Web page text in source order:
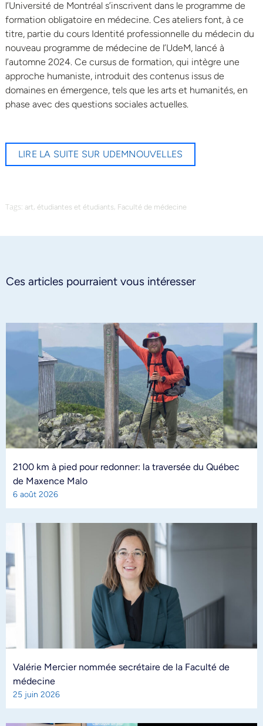
l’Université de Montréal s’inscrivent dans le programme de
formation obligatoire en médecine. Ces ateliers font, à ce
titre, partie du cours Identité professionnelle du médecin du
nouveau programme de médecine de l’UdeM, lancé à
l’automne 2024. Ce cursus de formation, qui intègre une
approche humaniste, introduit des contenus issus de
domaines en émergence, tels que les arts et humanités, en
phase avec des questions sociales actuelles.
LIRE LA SUITE SUR UDEMNOUVELLES
Tags: art , étudiantes et étudiants, Faculté de médecine
Ces articles pourraient vous intéresser
2100 km à pied pour redonner: la traversée du Québec
de Maxence Malo
6 août 2026
Valérie Mercier nommée secrétaire de la Faculté de
médecine
25 juin 2026